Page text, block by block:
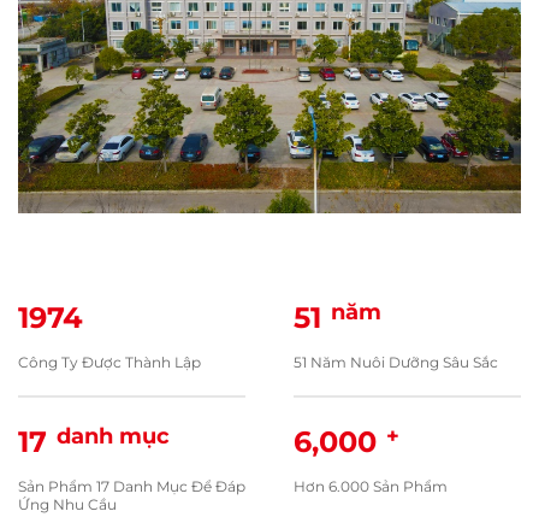
1974
Công Ty Được Thành Lập
51 năm
51 Năm Nuôi Dưỡng Sâu Sắc
17 danh mục
Sản Phẩm 17 Danh Mục Để Đáp
Ứng Nhu Cầu
6,000 +
Hơn 6.000 Sản Phẩm